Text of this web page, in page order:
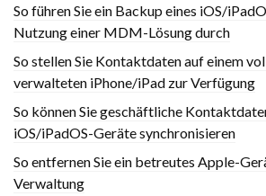
So führen Sie ein Backup eines iOS/
Nutzung einer MDM-Lösung durch
So stellen Sie Kontaktdaten auf einem
verwalteten iPhone/iPad zur Verfügung
So können Sie geschäftliche
iOS/iPadOS-Geräte synchronisieren
So entfernen Sie ein betreutes Apple-
Verwaltung